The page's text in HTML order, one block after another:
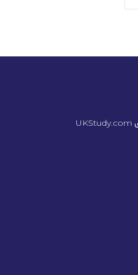
UKStudy.com به دانشجویان ایرانی متقاضی تحصیل در برترین دانشگاه‌های